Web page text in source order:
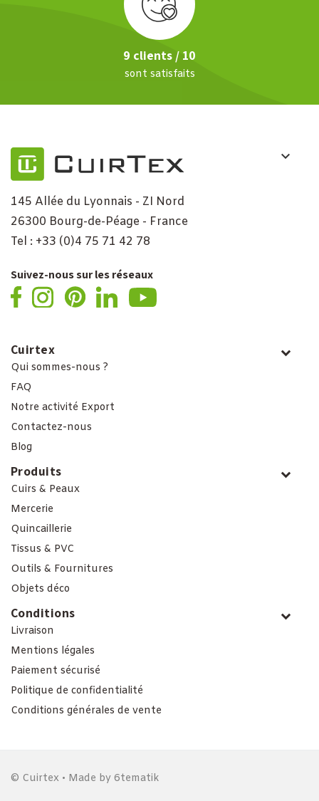
9 clients / 10
sont satisfaits
145 Allée du Lyonnais - ZI Nord
26300 Bourg-de-Péage - France
Tel : +33 (0)4 75 71 42 78
Suivez-nous sur les réseaux
Cuirtex
Qui sommes-nous ?
FAQ
Notre activité Export
Contactez-nous
Blog
Produits
Cuirs & Peaux
Mercerie
Quincaillerie
Tissus & PVC
Outils & Fournitures
Objets déco
Conditions
Livraison
Mentions légales
Paiement sécurisé
Politique de confidentialité
Conditions générales de vente
© Cuirtex • Made by 6tematik